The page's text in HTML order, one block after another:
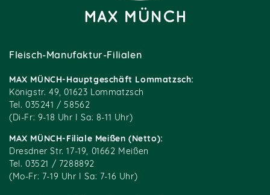
Fleisch-Manufaktur-Filialen
MAX MÜNCH-Hauptgeschäft Lommatzsch:
Königstr. 49, 01623 Lommatzsch
Tel. 035241 / 58562
(Di-Fr: 9-18 Uhr I Sa: 8-11 Uhr)
MAX MÜNCH-Filiale Meißen (Netto):
Dresdner Str. 17-19, 01662 Meißen
Tel. 03521 / 7288892
(Mo-Fr: 7-19 Uhr I Sa: 7-16 Uhr)